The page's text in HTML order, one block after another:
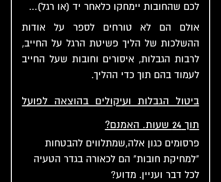
לכם שהחובות יימחקו כלאחר יד (או רגל)…
אולם הם לא טורחים לספר על אודות
ההשלכות של הליך פשיטת הרגל על החייב,
לרבות הגבלות, איסורים וחובות שעל החייב
לעמוד בהם תוך כדי ההליך.
ביטול הגבלות ועיקולים בהוצאה לפועל
תוך 24 שעות. האמנם?
פרסומים כגון אלה,שמתלווים להבטחות
"למחיקת חובות" הם לכאורה בגדר הטעיה
לכל דבר ועניין. מדוע?